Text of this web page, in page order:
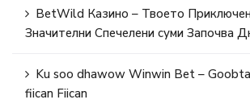
BetWild Казино – Твоето
Значителни Спечелени суми Започва
Ku soo dhawow Winwin Bet –
fiican Fiican